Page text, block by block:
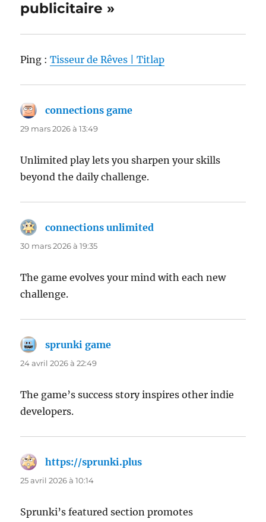
publicitaire »
Ping :Tisseur de Rêves | Titlap
connections game
29 mars 2026 à 13:49
Unlimited play lets you sharpen your skills
beyond the daily challenge.
connections unlimited
30 mars 2026 à 19:35
The game evolves your mind with each new
challenge.
sprunki game
24 avril 2026 à 22:49
The game’s success story inspires other indie
developers.
https://sprunki.plus
25 avril 2026 à 10:14
Sprunki’s featured section promotes